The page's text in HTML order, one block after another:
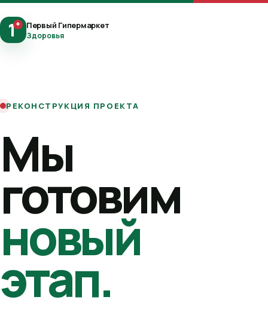
1+ Первый Гипермаркет
Здоровья
РЕКОНСТРУКЦИЯ ПРОЕКТА
Мы
готовим
новый
этап.